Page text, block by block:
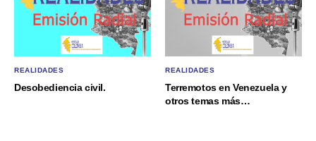
REALIDADES
Desobediencia civil.
REALIDADES
Terremotos en Venezuela y
otros temas más…